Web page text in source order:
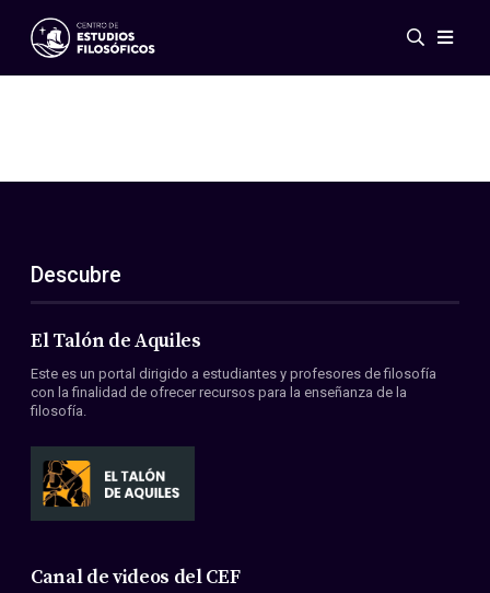
Eventos
ES
EN
Acerca de nosotros
Miembros
Convenios
Descubre
El Talón de Aquiles
Este es un portal dirigido a estudiantes y profesores de filosofía
con la finalidad de ofrecer recursos para la enseñanza de la
filosofía.
Canal de videos del CEF